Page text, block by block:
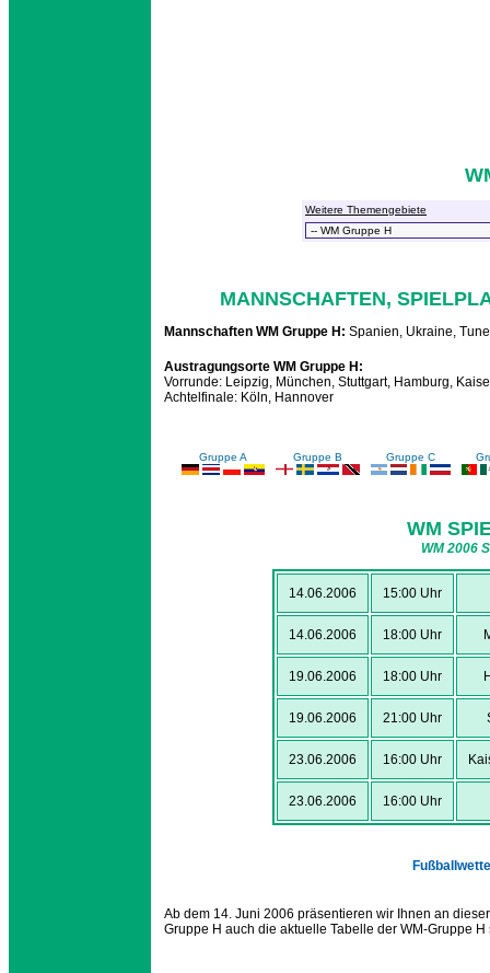
Weitere Themengebiete
MANNSCHAFTEN,
Mannschaften WM Gruppe H: Spanien, Ukraine,
Austragungsorte WM Gruppe H:
Vorrunde: Leipzig, München, Stuttgart, Hamburg,
Achtelfinale: Köln, Hannover
Gruppe A Gruppe B Gruppe C
WM
WM 2006
14.06.2006 15:00 Uhr
14.06.2006 18:00 Uhr
19.06.2006 18:00 Uhr
19.06.2006 21:00 Uhr
23.06.2006 16:00 Uhr
23.06.2006 16:00 Uhr
Ab dem 14. Juni 2006 präsentieren wir Ihnen an
Gruppe H auch die aktuelle Tabelle der WM-Gruppe